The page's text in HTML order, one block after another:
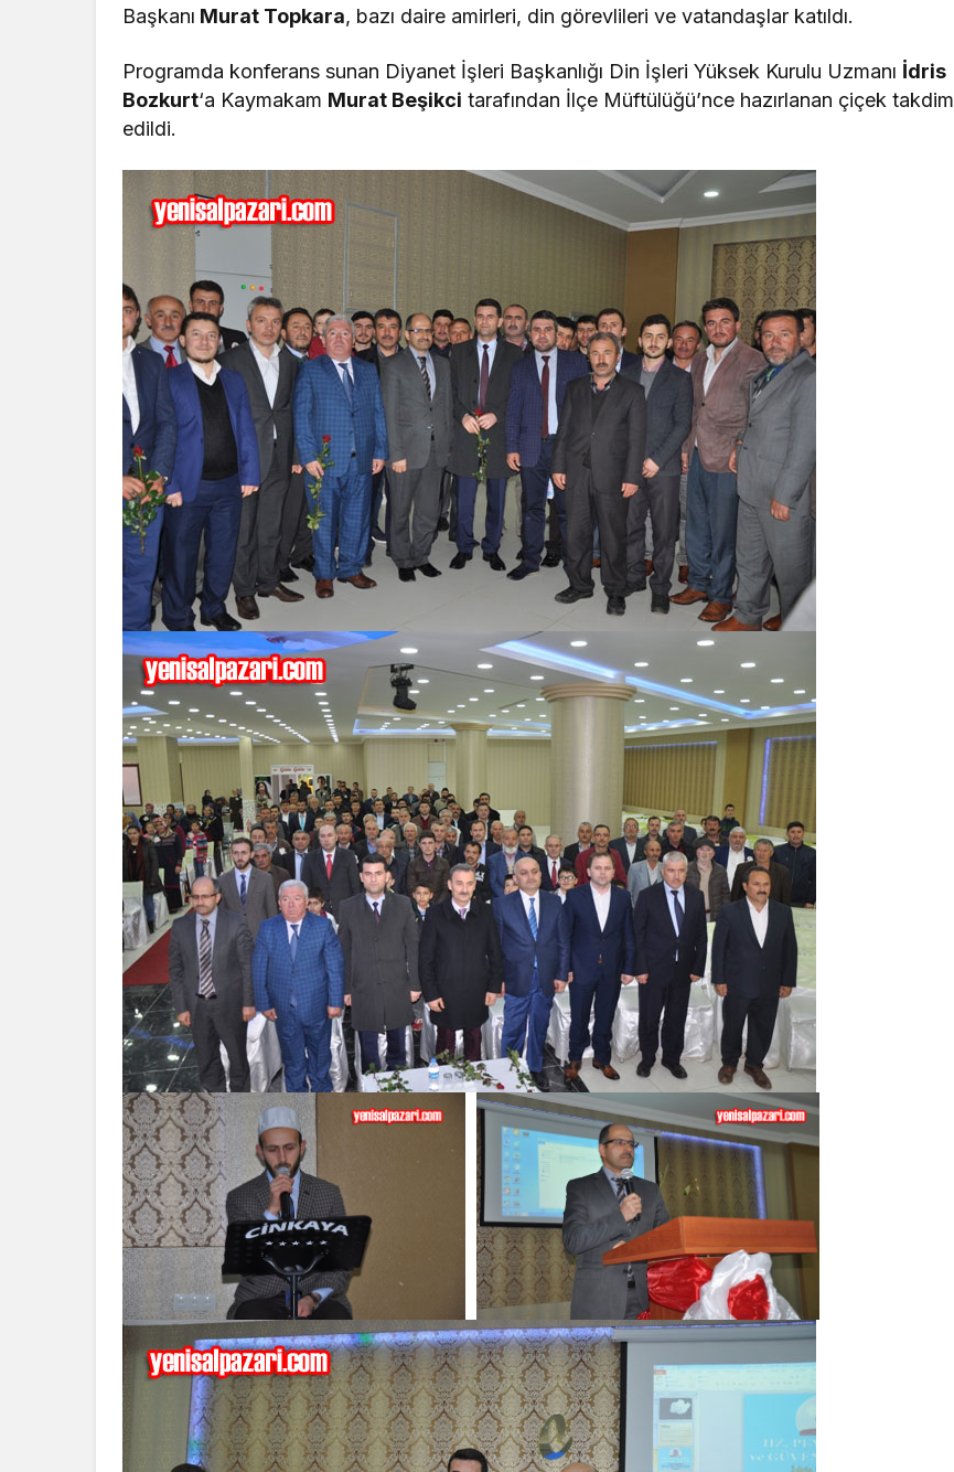
Başkanı Murat Topkara, bazı daire amirleri, din görevlileri ve vatandaşlar katıldı.
Programda konferans sunan Diyanet İşleri Başkanlığı Din İşleri Yüksek Kurulu Uzmanı İdris
Bozkurt‘a Kaymakam Murat Beşikci tarafından İlçe Müftülüğü’nce hazırlanan çiçek takdim
edildi.